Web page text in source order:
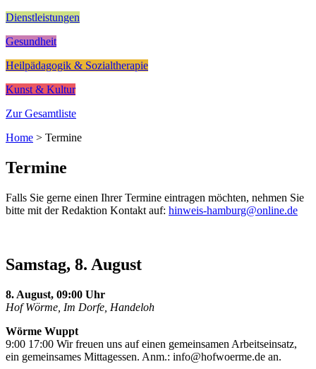
Dienstleistungen
Gesundheit
Heilpädagogik & Sozialtherapie
Kunst & Kultur
Zur Gesamtliste
Home > Termine
Termine
Falls Sie gerne einen Ihrer Termine eintragen möchten, nehmen Sie
bitte mit der Redaktion Kontakt auf: hinweis-hamburg@online.de
Samstag, 8. August
8. August, 09:00 Uhr
Hof Wörme, Im Dorfe, Handeloh
Wörme Wuppt
9:00 17:00 Wir freuen uns auf einen gemeinsamen Arbeitseinsatz,
ein gemeinsames Mittagessen. Anm.: info@hofwoerme.de an.